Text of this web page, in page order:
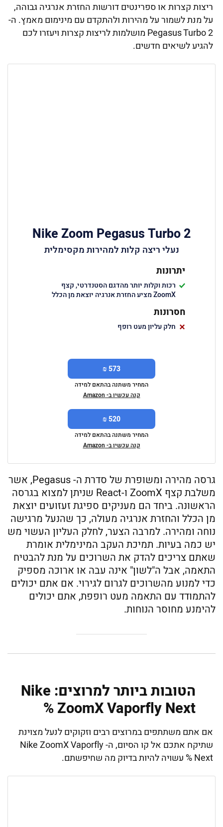
ריצות קצרות או ספרינטים דורשות החזרת אנרגיה גבוהה,
על מנת לשמור על מהירות ולהתקדם עם מינימום מאמץ. ה-
Pegasus Turbo 2 מושלמות לריצות קצרות ויעזרו לכם
להגיע לשיאים חדשים.
Nike Zoom Pegasus Turbo 2
נעלי ריצה קלות למהירות מקסימלית
יתרונות
רכות וקלות יותר מהדגם הסטנדרטי, קצף
ZoomX מציע החזרת אנרגיה יוצאת מן הכלל
חסרונות
חלק עליון מעט רופף
573 ₪
המחיר משתנה בהתאם למידה
קנה עכשיו ב- Amazon
520 ₪
המחיר משתנה בהתאם למידה
קנה עכשיו ב- Amazon
גרסה מהירה ומשופרת של סדרת ה- Pegasus, אשר
משלבת קצף ZoomX ו-React שניתן למצוא בגרסה
הראשונה. ביחד הם מעניקים ספיגת זעזועים יוצאת
מן הכלל והחזרת אנרגיה מעולה, כך שהנעל מרגישה
נוחה ומהירה. למרבה הצער, לחלק העליון העשוי מש
יש כמה בעיות. תמיכת העקב המינימלית אומרת
שאתם צריכים להדק את השרוכים על מנת להבטיח
התאמה, אבל ה"לשון" אינה עבה או ארוכה מספיק
כדי למנוע מהשרוכים לגרום לגירוי. אם אתם יכולים
להתמודד עם התאמה מעט רופפת, אתם יכולים
להימנע מחוסר הנוחות.
הטובות ביותר למרוצים: Nike
ZoomX Vaporfly Next %
אם אתם משתתפים במרוצים רבים וזקוקים לנעל מצוינת
שתיקח אתכם אל קו הסיום, ה- Nike ZoomX Vaporfly
Next % עשויה להיות בדיוק מה שחיפשתם.